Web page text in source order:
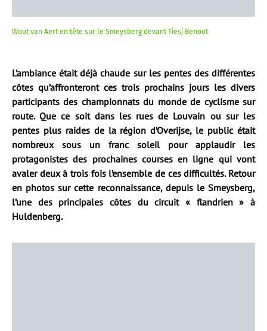
Wout van Aert en tête sur le Smeysberg devant Tiesj Benoot
L’ambiance était déjà chaude sur les pentes des différentes
côtes qu’affronteront ces trois prochains jours les divers
participants des championnats du monde de cyclisme sur
route. Que ce soit dans les rues de Louvain ou sur les
pentes plus raides de la région d’Overijse, le public était
nombreux sous un franc soleil pour applaudir les
protagonistes des prochaines courses en ligne qui vont
avaler deux à trois fois l’ensemble de ces difficultés. Retour
en photos sur cette reconnaissance, depuis le Smeysberg,
l’une des principales côtes du circuit « flandrien » à
Huldenberg.